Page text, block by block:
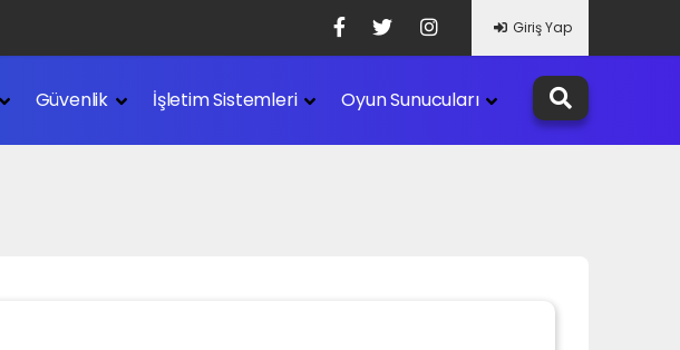
Giriş Yap
Güvenlik İşletim Sistemleri Oyun Sunucuları